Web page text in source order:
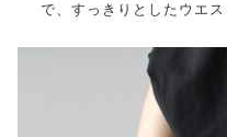
で、すっきりとしたウエ